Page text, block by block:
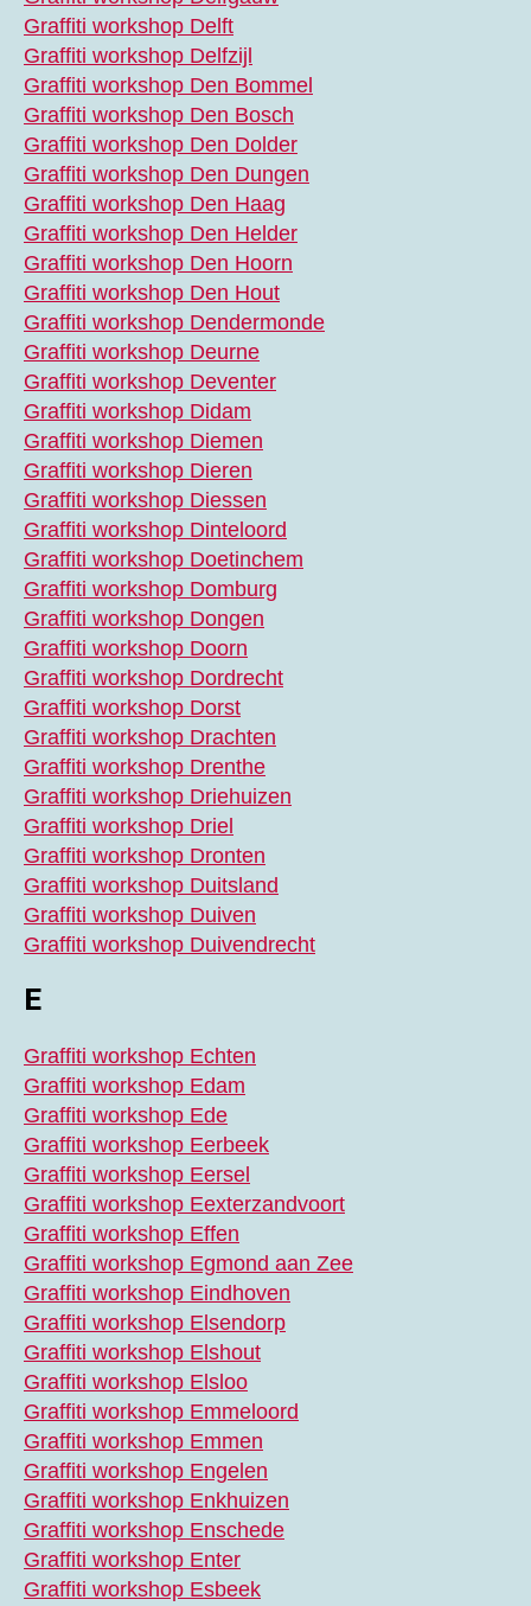
Graffiti workshop Delft
Graffiti workshop Delfzijl
Graffiti workshop Den Bommel
Graffiti workshop Den Bosch
Graffiti workshop Den Dolder
Graffiti workshop Den Dungen
Graffiti workshop Den Haag
Graffiti workshop Den Helder
Graffiti workshop Den Hoorn
Graffiti workshop Den Hout
Graffiti workshop Dendermonde
Graffiti workshop Deurne
Graffiti workshop Deventer
Graffiti workshop Didam
Graffiti workshop Diemen
Graffiti workshop Dieren
Graffiti workshop Diessen
Graffiti workshop Dinteloord
Graffiti workshop Doetinchem
Graffiti workshop Domburg
Graffiti workshop Dongen
Graffiti workshop Doorn
Graffiti workshop Dordrecht
Graffiti workshop Dorst
Graffiti workshop Drachten
Graffiti workshop Drenthe
Graffiti workshop Driehuizen
Graffiti workshop Driel
Graffiti workshop Dronten
Graffiti workshop Duitsland
Graffiti workshop Duiven
Graffiti workshop Duivendrecht
E
Graffiti workshop Echten
Graffiti workshop Edam
Graffiti workshop Ede
Graffiti workshop Eerbeek
Graffiti workshop Eersel
Graffiti workshop Eexterzandvoort
Graffiti workshop Effen
Graffiti workshop Egmond aan Zee
Graffiti workshop Eindhoven
Graffiti workshop Elsendorp
Graffiti workshop Elshout
Graffiti workshop Elsloo
Graffiti workshop Emmeloord
Graffiti workshop Emmen
Graffiti workshop Engelen
Graffiti workshop Enkhuizen
Graffiti workshop Enschede
Graffiti workshop Enter
Graffiti workshop Esbeek